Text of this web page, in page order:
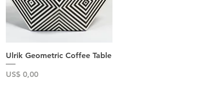
Snel overzicht
Ulrik Geometric Coffee Table
Prijs
US$ 0,00